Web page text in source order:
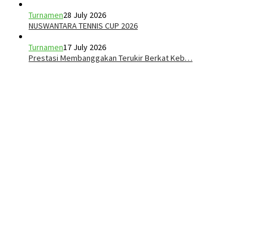
Turnamen28 July 2026
NUSWANTARA TENNIS CUP 2026
Turnamen17 July 2026
Prestasi Membanggakan Terukir Berkat Keb…